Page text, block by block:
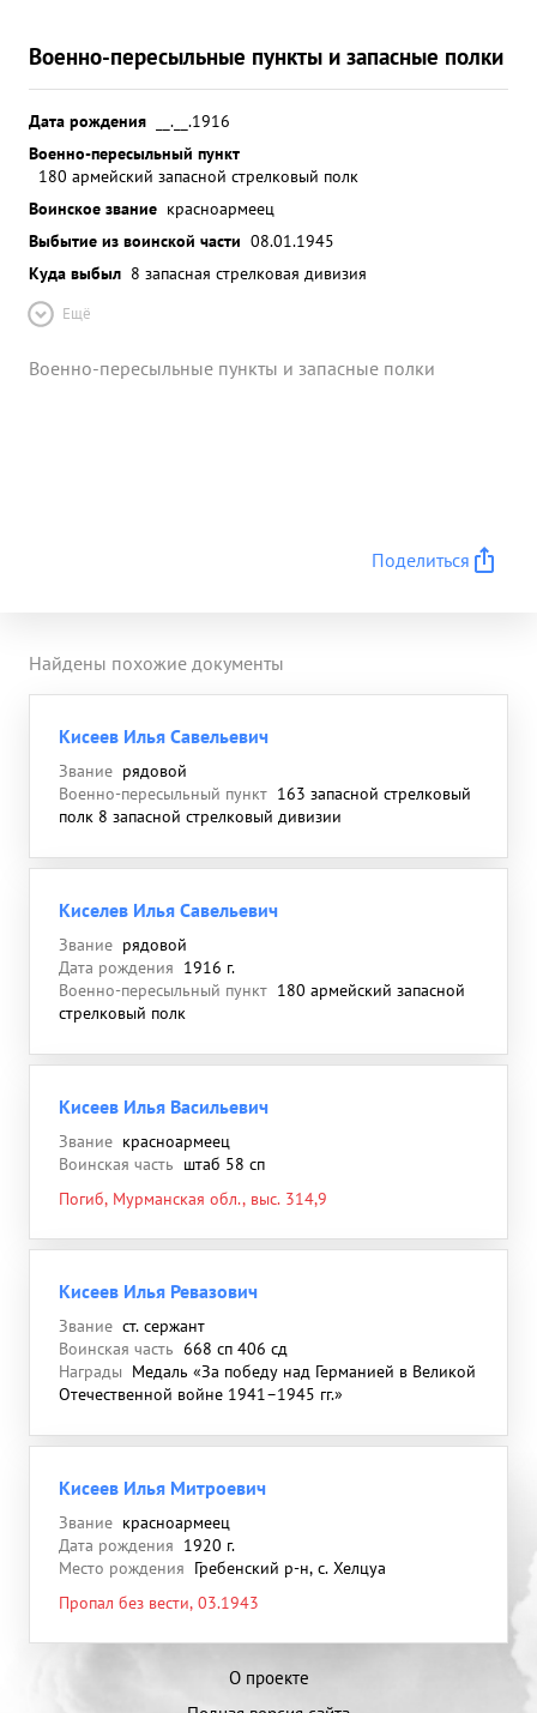
Военно-пересыльные пункты и запасные полки
Дата рождения
__.__.1916
Военно-пересыльный пункт
180 армейский запасной стрелковый полк
Воинское звание красноармеец
Выбытие из воинской части 08.01.1945
Куда выбыл 8 запасная стрелковая дивизия
Ещё
Военно-пересыльные пункты и запасные полки
Поделиться
Найдены похожие документы
Кисеев Илья Савельевич
Звание рядовой
Военно-пересыльный пункт 163 запасной стрелковый
полк 8 запасной стрелковый дивизии
Киселев Илья Савельевич
Звание рядовой
Дата рождения 1916 г.
Военно-пересыльный пункт 180 армейский запасной
стрелковый полк
Кисеев Илья Васильевич
Звание красноармеец
Воинская часть штаб 58 сп
Погиб, Мурманская обл., выс. 314,9
Кисеев Илья Ревазович
Звание ст. сержант
Воинская часть 668 сп 406 сд
Награды Медаль «За победу над Германией в Великой
Отечественной войне 1941–1945 гг.»
Кисеев Илья Митроевич
Звание красноармеец
Дата рождения 1920 г.
Место рождения Гребенский р-н, с. Хелцуа
Пропал без вести, 03.1943
О проекте